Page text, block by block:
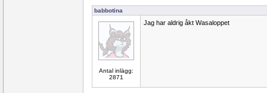
babbotina
Antal inlägg:
2871
Jag har aldrig åkt Wasaloppet